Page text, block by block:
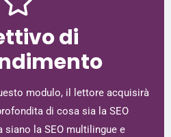
di
modulo, il lettore acquisirà
di cosa sia la SEO
siano la SEO multilingue e